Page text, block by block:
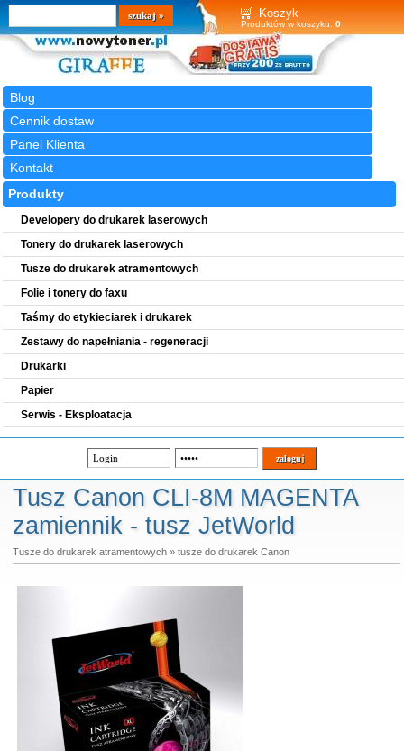
Koszyk
Produktów w koszyku: 0
Blog
Cennik dostaw
Panel Klienta
Kontakt
Wyszukiwarka
szukaj
Produkty
Developery do drukarek laserowych
Tonery do drukarek laserowych
Tusze do drukarek atramentowych
Folie i tonery do faxu
Taśmy do etykieciarek i drukarek
Zestawy do napełniania - regeneracji
Drukarki
Papier
Serwis - Eksploatacja
Tusz Canon CLI-8M MAGENTA
zamiennik - tusz JetWorld
Tusze do drukarek atramentowych» tusze do drukarek Canon